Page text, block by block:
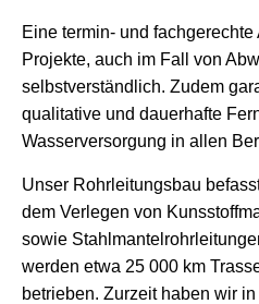
Eine termin- und
Projekte, auch im Fall von
selbstverständlich. Zudem
qualitative und dauerhafte
Wasserversorgung in allen
Unser Rohrleitungsbau
dem Verlegen von
sowie
werden etwa 25 000 km
betrieben. Zurzeit haben wir